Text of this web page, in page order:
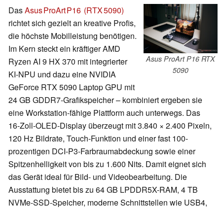
Asus ProArt P16 RTX
5090
DasAsus ProArt P16 (RTX 5090)
richtet sich gezielt an kreative Profis,
die höchste Mobilleistung benötigen.
Im Kern steckt ein kräftiger AMD
Ryzen AI 9 HX 370 mit integrierter
KI-NPU und dazu eine NVIDIA
GeForce RTX 5090 Laptop GPU mit
24 GB GDDR7-Grafikspeicher – kombiniert ergeben sie
eine Workstation-fähige Plattform auch unterwegs. Das
16-Zoll-OLED-Display überzeugt mit 3.840 × 2.400 Pixeln,
120 Hz Bildrate, Touch-Funktion und einer fast 100-
prozentigen DCI-P3-Farbraumabdeckung sowie einer
Spitzenhelligkeit von bis zu 1.600 Nits. Damit eignet sich
das Gerät ideal für Bild- und Videobearbeitung. Die
Ausstattung bietet bis zu 64 GB LPDDR5X-RAM, 4 TB
NVMe-SSD-Speicher, moderne Schnittstellen wie USB4,